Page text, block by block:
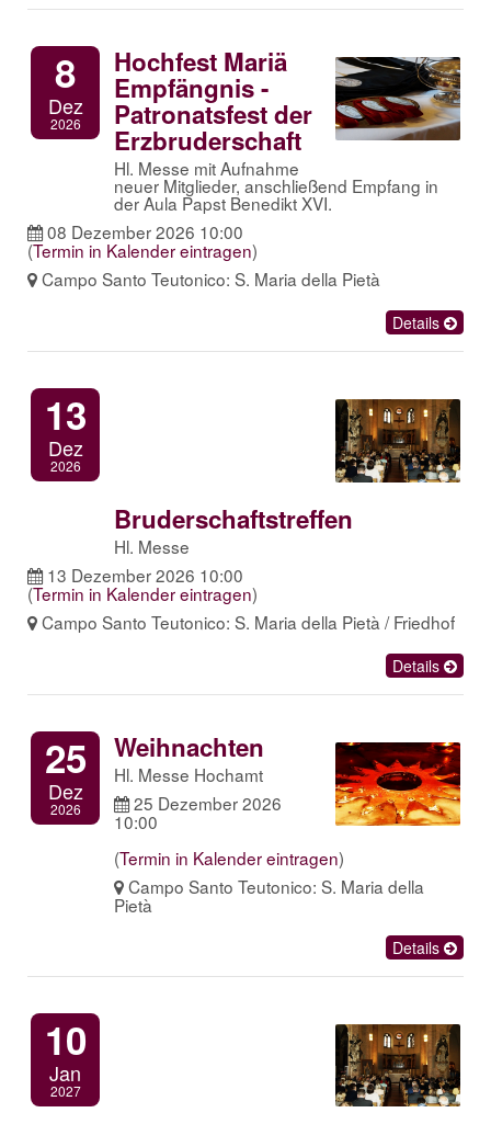
8
Dez
2026
Hochfest Mariä
Empfängnis -
Patronatsfest der
Erzbruderschaft
Hl. Messe mit Aufnahme
neuer Mitglieder, anschließend Empfang in
der Aula Papst Benedikt XVI.
08 Dezember 2026 10:00
(Termin in Kalender eintragen)
Campo Santo Teutonico: S. Maria della Pietà
Details
13
Dez
2026
Bruderschaftstreffen
Hl. Messe
13 Dezember 2026 10:00
(Termin in Kalender eintragen)
Campo Santo Teutonico: S. Maria della Pietà / Friedhof
Details
25
Dez
2026
Weihnachten
Hl. Messe Hochamt
25 Dezember 2026
10:00
(Termin in Kalender eintragen)
Campo Santo Teutonico: S. Maria della
Pietà
Details
10
Jan
2027